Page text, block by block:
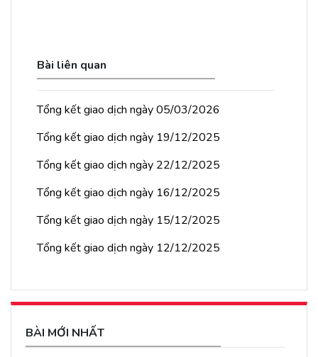
Bài liên quan
Tổng kết giao dịch ngày 05/03/2026
Tổng kết giao dịch ngày 19/12/2025
Tổng kết giao dịch ngày 22/12/2025
Tổng kết giao dịch ngày 16/12/2025
Tổng kết giao dịch ngày 15/12/2025
Tổng kết giao dịch ngày 12/12/2025
BÀI MỚI NHẤT